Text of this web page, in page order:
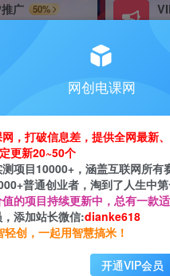
广
50%
搭建同款网站，自己当老板
外卖·爆单打法培训班·暨
教你做高利润的万单外
电课网
发布
网创电课网
，打破信息差，提供全网最新
更新20~50个
项目10000+，涵盖互联网所有
普通创业者，淘到了人生中第
的项目持续更新中，总有一款
添加站长微信:dianke618
轻创，一起用智慧搞米！
开通VIP会员